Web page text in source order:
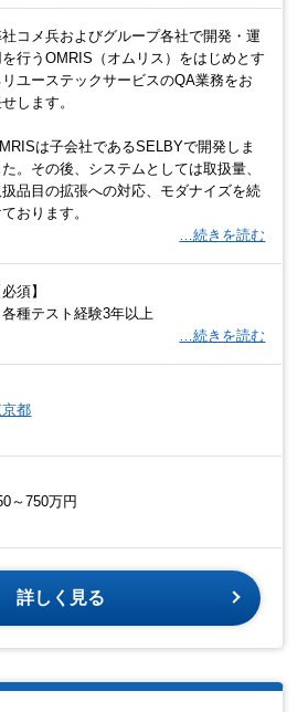
コメ兵およびグループ各社で開発・運
を行うOMRIS（オムリス）をはじめとす
リユーステックサービスのQA業務をお
します。
は子会社であるSELBYで開発しま
た。その後、システムとしては取扱量、
扱品目の拡張への対応、モダナイズを続
おります。
…続きを読む
必須】
各種テスト経験3年以上
…続きを読む
都
～750万円
詳しく見る